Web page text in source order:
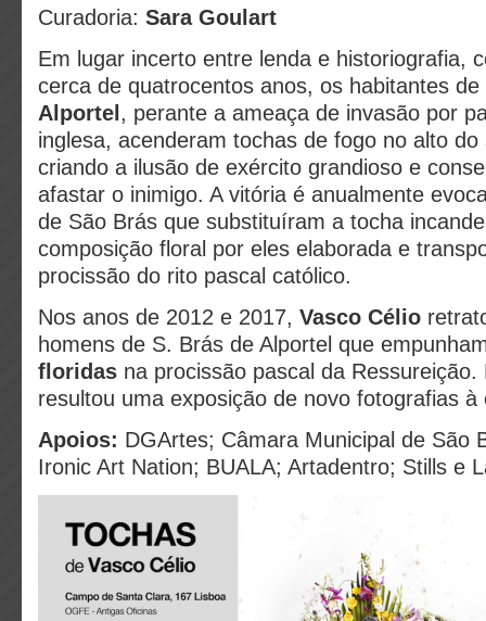
Curadoria: Sara Goulart
Em lugar incerto entre lenda e historiografia,
cerca de quatrocentos anos, os habitantes de
Alportel , perante a ameaça de invasão por
inglesa, acenderam tochas de fogo no alto
criando a ilusão de exército grandioso e
afastar o inimigo. A vitória é anualmente
de São Brás que substituíram a tocha
composição floral por eles elaborada e
procissão do rito pascal católico.
Nos anos de 2012 e 2017, Vasco Célio
homens de S. Brás de Alportel que
floridas na procissão pascal da Ressureição.
resultou uma exposição de novo fotografias
Apoios: DGArtes; Câmara Municipal de São
Ironic Art Nation; BUALA; Artadentro; Stills e